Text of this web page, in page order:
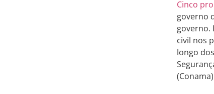
Cinco
governo
governo.
civil nos
longo